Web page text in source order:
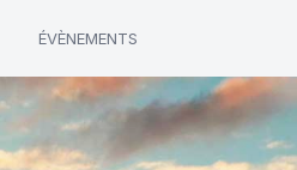
ÉVÈNEMENTS